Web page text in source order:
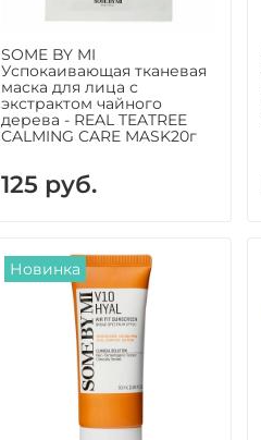
SOME BY MI
Успокаивающая тканевая
маска для лица с
экстрактом чайного
дерева - REAL TEATREE
CALMING CARE MASK20г
125 руб.
Новинка